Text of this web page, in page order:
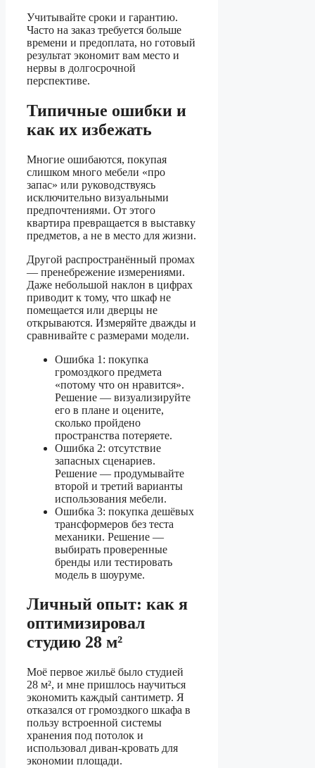
Учитывайте сроки и гарантию.
Часто на заказ требуется больше
времени и предоплата, но готовый
результат экономит вам место и
нервы в долгосрочной
перспективе.
Типичные ошибки и
как их избежать
Многие ошибаются, покупая
слишком много мебели «про
запас» или руководствуясь
исключительно визуальными
предпочтениями. От этого
квартира превращается в выставку
предметов, а не в место для жизни.
Другой распространённый промах
— пренебрежение измерениями.
Даже небольшой наклон в цифрах
приводит к тому, что шкаф не
помещается или дверцы не
открываются. Измеряйте дважды и
сравнивайте с размерами модели.
Ошибка 1: покупка
громоздкого предмета
«потому что он нравится».
Решение — визуализируйте
его в плане и оцените,
сколько пройдено
пространства потеряете.
Ошибка 2: отсутствие
запасных сценариев.
Решение — продумывайте
второй и третий варианты
использования мебели.
Ошибка 3: покупка дешёвых
трансформеров без теста
механики. Решение —
выбирать проверенные
бренды или тестировать
модель в шоуруме.
Личный опыт: как я
оптимизировал
студию 28 м²
Моё первое жильё было студией
28 м², и мне пришлось научиться
экономить каждый сантиметр. Я
отказался от громоздкого шкафа в
пользу встроенной системы
хранения под потолок и
использовал диван-кровать для
экономии площади.